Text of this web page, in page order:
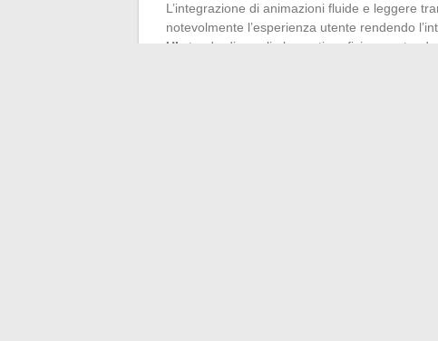
L’integrazione di animazioni fluide e leggere
notevolmente l’esperienza utente rendendo
UI standardizza gli elementi grafici,